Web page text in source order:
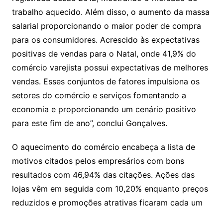
trabalho aquecido. Além disso, o aumento da massa
salarial proporcionando o maior poder de compra
para os consumidores. Acrescido às expectativas
positivas de vendas para o Natal, onde 41,9% do
comércio varejista possui expectativas de melhores
vendas. Esses conjuntos de fatores impulsiona os
setores do comércio e serviços fomentando a
economia e proporcionando um cenário positivo
para este fim de ano”, conclui Gonçalves.
O aquecimento do comércio encabeça a lista de
motivos citados pelos empresários com bons
resultados com 46,94% das citações. Ações das
lojas vêm em seguida com 10,20% enquanto preços
reduzidos e promoções atrativas ficaram cada um